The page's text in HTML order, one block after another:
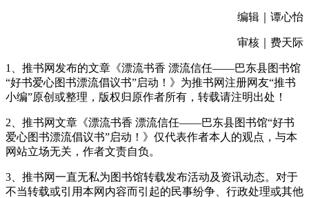
编辑｜谭心怡
审核｜费天际
1、推书网发布的文章《漂流书香 漂流信任——巴东县图书馆
“好书爱心图书漂流倡议书”启动！》为推书网注册网友“推书
小编”原创或整理，版权归原作者所有，转载请注明出处！
2、推书网文章《漂流书香 漂流信任——巴东县图书馆“好书
爱心图书漂流倡议书”启动！》仅代表作者本人的观点，与本
网站立场无关，作者文责自负。
3、推书网一直无私为图书馆转载发布活动及资讯动态。对于
不当转载或引用本网内容而引起的民事纷争、行政处理或其他